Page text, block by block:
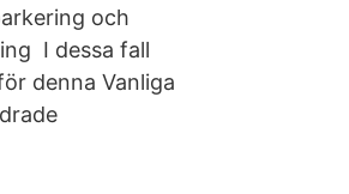
och
I dessa fall
denna Vanliga